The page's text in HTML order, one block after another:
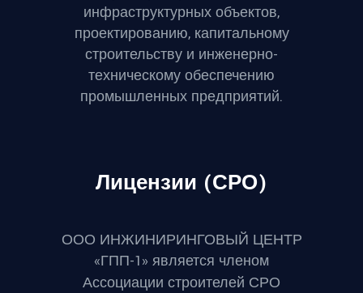
инфраструктурных объектов,
проектированию, капитальному
строительству и инженерно-
техническому обеспечению
промышленных предприятий.
Лицензии (СРО)
ООО ИНЖИНИРИНГОВЫЙ ЦЕНТР
«ГПП-1» является членом
Ассоциации строителей СРО